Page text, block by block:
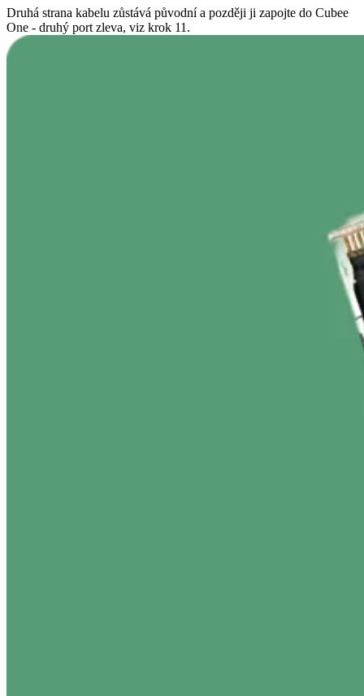
Druhá strana kabelu zůstává původní a později ji zapojte do Cubee
One - druhý port zleva, viz krok 11.